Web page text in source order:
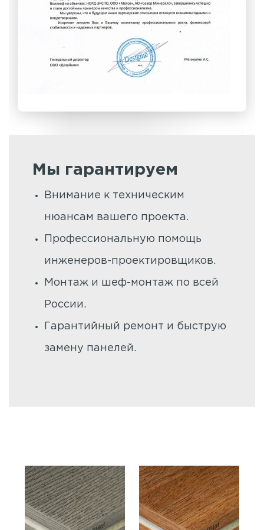
Мы гарантируем
Внимание к техническим
нюансам вашего проекта.
Профессиональную помощь
инженеров-проектировщиков.
Монтаж и шеф-монтаж по всей
России.
Гарантийный ремонт и быструю
замену панелей.